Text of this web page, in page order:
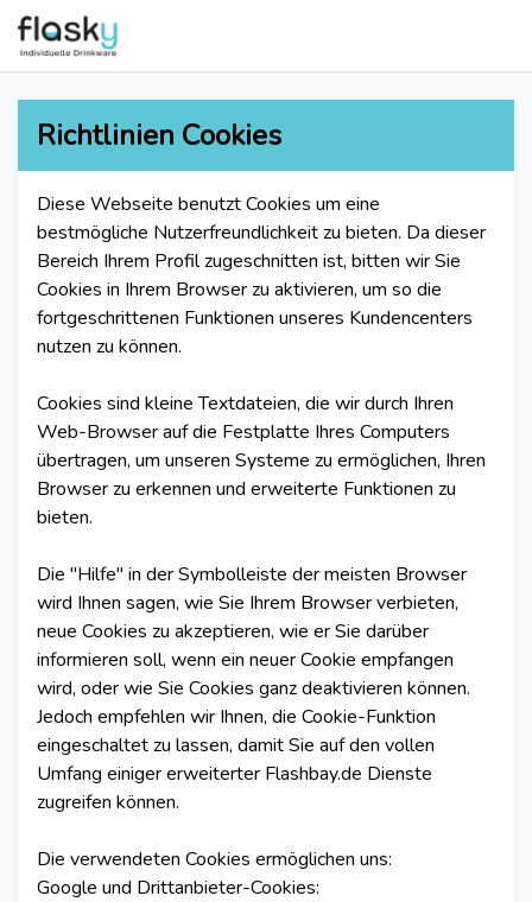
Richtlinien Cookies
Diese Webseite benutzt Cookies um eine
bestmögliche Nutzerfreundlichkeit zu bieten. Da dieser
Bereich Ihrem Profil zugeschnitten ist, bitten wir Sie
Cookies in Ihrem Browser zu aktivieren, um so die
fortgeschrittenen Funktionen unseres Kundencenters
nutzen zu können.
Cookies sind kleine Textdateien, die wir durch Ihren
Web-Browser auf die Festplatte Ihres Computers
übertragen, um unseren Systeme zu ermöglichen, Ihren
Browser zu erkennen und erweiterte Funktionen zu
bieten.
Die "Hilfe" in der Symbolleiste der meisten Browser
wird Ihnen sagen, wie Sie Ihrem Browser verbieten,
neue Cookies zu akzeptieren, wie er Sie darüber
informieren soll, wenn ein neuer Cookie empfangen
wird, oder wie Sie Cookies ganz deaktivieren können.
Jedoch empfehlen wir Ihnen, die Cookie-Funktion
eingeschaltet zu lassen, damit Sie auf den vollen
Umfang einiger erweiterter Flashbay.de Dienste
zugreifen können.
Die verwendeten Cookies ermöglichen uns:
Google und Drittanbieter-Cookies: